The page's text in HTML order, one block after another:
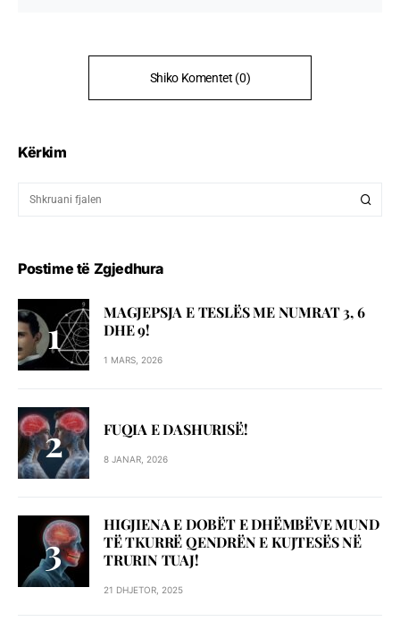
Shiko Komentet (0)
Kërkim
Postime të Zgjedhura
MAGJEPSJA E TESLËS ME NUMRAT 3, 6
DHE 9!
1 MARS, 2026
FUQIA E DASHURISË!
8 JANAR, 2026
HIGJIENA E DOBËT E DHËMBËVE MUND
TË TKURRË QENDRËN E KUJTESËS NË
TRURIN TUAJ!
21 DHJETOR, 2025